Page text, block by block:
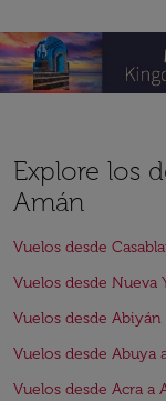
Explore los
Amán
Vuelos desde
Vuelos desde Nueva
Vuelos desde Abiyán
Vuelos desde Abuya
Vuelos desde Acra a